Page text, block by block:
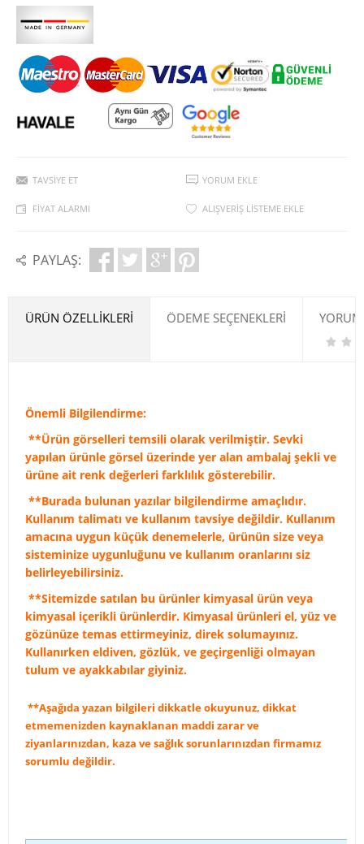
TAVSIYE ET YORUM EKLE
FIYAT ALARMI ALIŞVERIŞ LISTEME EKLE
PAYLAŞ:
ÜRÜN ÖZELLIKLERI ÖDEME SEÇENEKLERI
Önemli Bilgilendirme:
**Ürün görselleri temsili olarak verilmiştir. Sevki
yapılan ürünle görsel üzerinde yer alan ambalaj şekli ve
ürüne ait renk değerleri farklılık gösterebilir.
**Burada bulunan yazılar bilgilendirme amaçlıdır.
Kullanım talimatı ve kullanım tavsiye değildir. Kullanım
amacına uygun küçük denemelerle, ürünün size veya
sisteminize uygunluğunu ve kullanım oranlarını siz
belirleyebilirsiniz.
**Sitemizde satılan bu ürünler kimyasal ürün veya
kimyasal içerikli ürünlerdir. Kimyasal ürünleri el, yüz ve
gözünüze temas ettirmeyiniz, direk solumayınız.
Kullanırken eldiven, gözlük, ve geçirgenliği olmayan
tulum ve ayakkabılar giyiniz.
**Aşağıda yazan bilgileri dikkatle okuyunuz, dikkat
etmemenizden kaynaklanan maddi zarar ve
ziyanlarınızdan, kaza ve sağlık sorunlarınızdan firmamız
sorumlu değildir.